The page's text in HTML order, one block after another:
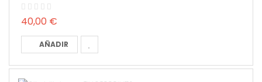
40,00 €
AÑADIR